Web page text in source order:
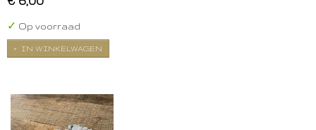
✓ Op voorraad
IN WINKELWAGEN